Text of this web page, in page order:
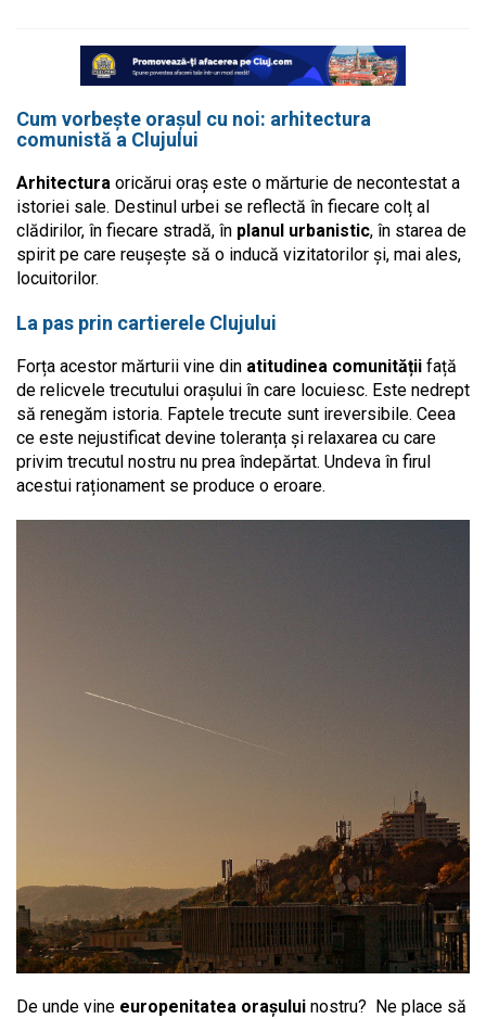
Cum vorbește orașul cu noi: arhitectura
comunistă a Clujului
Arhitectura oricărui oraș este o mărturie de necontestat a
istoriei sale. Destinul urbei se reflectă în fiecare colț al
clădirilor, în fiecare stradă, în planul urbanistic, în starea de
spirit pe care reușește să o inducă vizitatorilor și, mai ales,
locuitorilor.
La pas prin cartierele Clujului
Forța acestor mărturii vine din atitudinea comunității față
de relicvele trecutului orașului în care locuiesc. Este nedrept
să renegăm istoria. Faptele trecute sunt ireversibile. Ceea
ce este nejustificat devine toleranța și relaxarea cu care
privim trecutul nostru nu prea îndepărtat. Undeva în firul
acestui raționament se produce o eroare.
De unde vine europenitatea orașului nostru? Ne place să